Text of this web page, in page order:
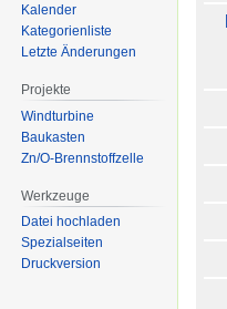
Kalender
Kategorienliste
Letzte Änderungen
Projekte
Windturbine
Baukasten
Zn/O-Brennstoffzelle
Werkzeuge
Datei hochladen
Spezialseiten
Druckversion